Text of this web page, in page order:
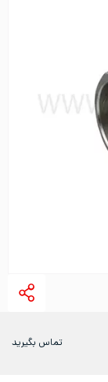
تماس بگیرید